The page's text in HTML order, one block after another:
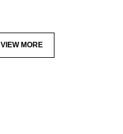
VIEW MORE